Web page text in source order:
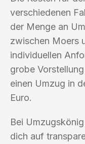
verschiedenen
der Menge an
zwischen Moers
individuellen
grobe
einen Umzug in
Euro.
Bei
dich auf